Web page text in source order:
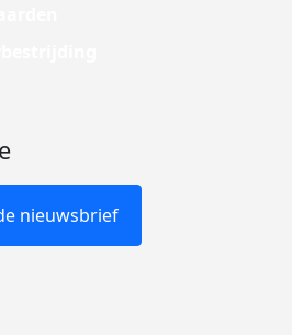
nieuwsbrief